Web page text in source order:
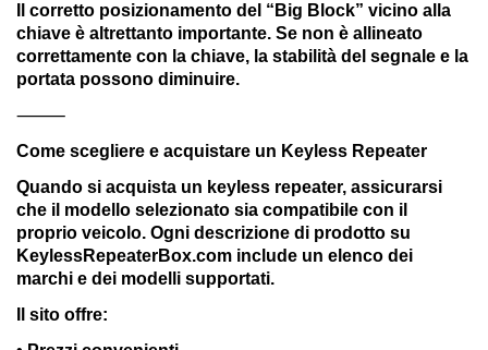
Il corretto posizionamento del “Big Block” vicino alla
chiave è altrettanto importante. Se non è allineato
correttamente con la chiave, la stabilità del segnale e la
portata possono diminuire.
⸻
Come scegliere e acquistare un Keyless Repeater
Quando si acquista un keyless repeater, assicurarsi
che il modello selezionato sia compatibile con il
proprio veicolo. Ogni descrizione di prodotto su
KeylessRepeaterBox.com include un elenco dei
marchi e dei modelli supportati.
Il sito offre: